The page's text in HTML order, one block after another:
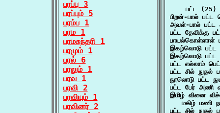
பரப்பு 3
பரப்பும் 5
பரம்ப 1
பரம 1
பரமசுந்தரி 1
பரமும் 1
பரல் 6
பரலும் 1
பரவ 1
பரவி 2
பரவியும் 1
பரவினர் 2
    பட்ட (25)
பிறன்-பால்
அவள்-பால்
பட்ட தேவிக்கு
பாயல்கொள்ளாள்
இகழ்வொடு
இகழ்வொடு
பட்ட எல்லாம்
பட்ட சில் நுதல்
நூலொடு பட்ட
பட்ட பேர் அணி
இமிழ் வினை
மகிழ் மணி
பட்ட சில் நுதல்